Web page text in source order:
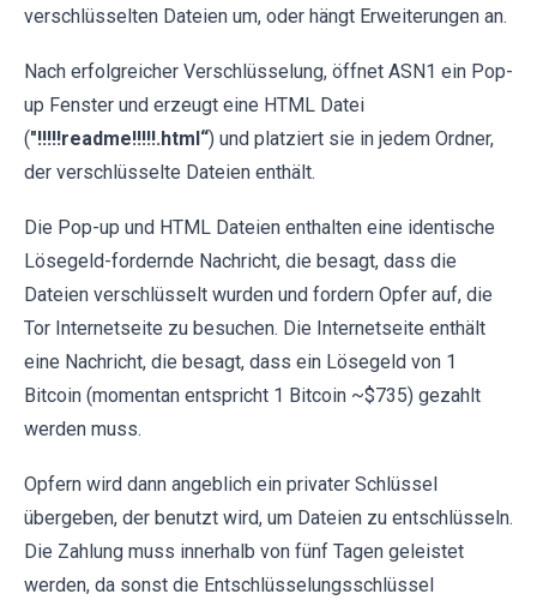
verschlüsselten Dateien um, oder hängt Erweiterungen an.
Nach erfolgreicher Verschlüsselung, öffnet ASN1 ein Pop-
up Fenster und erzeugt eine HTML Datei
("!!!!!readme!!!!!.html“) und platziert sie in jedem Ordner,
der verschlüsselte Dateien enthält.
Die Pop-up und HTML Dateien enthalten eine identische
Lösegeld-fordernde Nachricht, die besagt, dass die
Dateien verschlüsselt wurden und fordern Opfer auf, die
Tor Internetseite zu besuchen. Die Internetseite enthält
eine Nachricht, die besagt, dass ein Lösegeld von 1
Bitcoin (momentan entspricht 1 Bitcoin ~$735) gezahlt
werden muss.
Opfern wird dann angeblich ein privater Schlüssel
übergeben, der benutzt wird, um Dateien zu entschlüsseln.
Die Zahlung muss innerhalb von fünf Tagen geleistet
werden, da sonst die Entschlüsselungsschlüssel